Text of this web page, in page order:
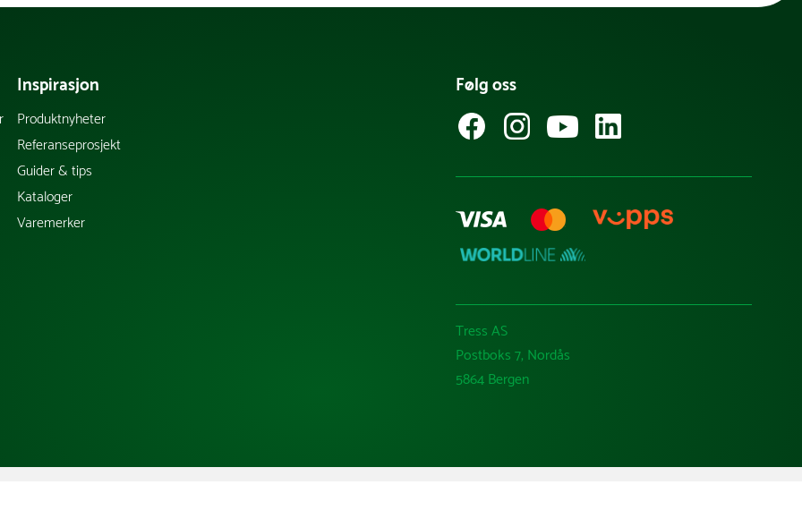
Inspirasjon
Produktnyheter
Referanseprosjekt
Guider & tips
Kataloger
Varemerker
Følg oss
Tress AS
Postboks 7, Nordås
5864 Bergen